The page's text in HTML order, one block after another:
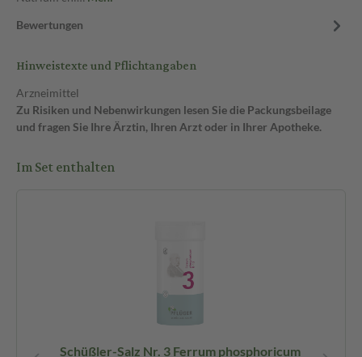
Bewertungen
Hinweistexte und Pflichtangaben
Arzneimittel
Zu Risiken und Nebenwirkungen lesen Sie die Packungsbeilage
und fragen Sie Ihre Ärztin, Ihren Arzt oder in Ihrer Apotheke.
Im Set enthalten
Schüßler-Salz Nr. 3 Ferrum phosphoricum